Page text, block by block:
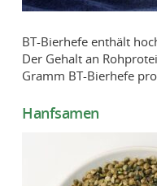
BT-Bierhefe enthält
Der Gehalt an
Gramm BT-Bierhefe
Hanfsamen